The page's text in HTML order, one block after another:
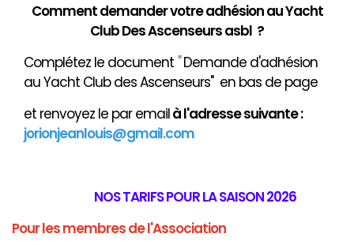
Comment demander votre adhésion au Yacht
Club Des Ascenseurs asbl ?
Complétez le document "Demande d'adhésion
au Yacht Club des Ascenseurs" en bas de page
et renvoyez le par emailàl'adresse suivante :
jorionjeanlouis@gmail.com
NOS TARIFS POUR LA SAISON 2026
Pour les membres de l'Association